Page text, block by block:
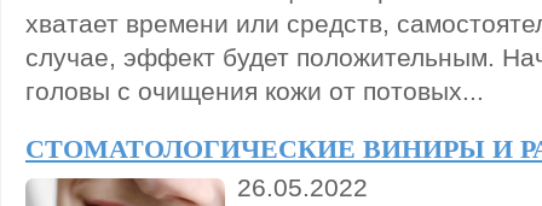
хватает времени или средств,
случае, эффект будет положительным.
головы с очищения кожи от потовых...
СТОМАТОЛОГИЧЕСКИЕ ВИНИРЫ И
26.05.2022